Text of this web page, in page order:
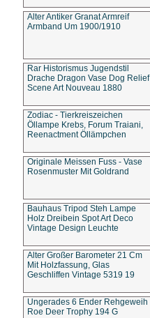
Alter Antiker Granat Armreif
Armband Um 1900/1910
Rar Historismus Jugendstil
Drache Dragon Vase Dog Relief
Scene Art Nouveau 1880
Zodiac - Tierkreiszeichen
Öllampe Krebs, Forum Traiani,
Reenactment Öllämpchen
Originale Meissen Fuss - Vase
Rosenmuster Mit Goldrand
Bauhaus Tripod Steh Lampe
Holz Dreibein Spot Art Deco
Vintage Design Leuchte
Alter Großer Barometer 21 Cm
Mit Holzfassung, Glas
Geschliffen Vintage 5319 19
Ungerades 6 Ender Rehgeweih
Roe Deer Trophy 194 G